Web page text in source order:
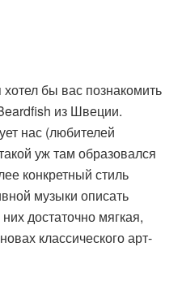
бы вас познакомить
из Швеции.
нас (любителей
уж там образовался
конкретный стиль
музыки описать
достаточно мягкая,
классического арт-